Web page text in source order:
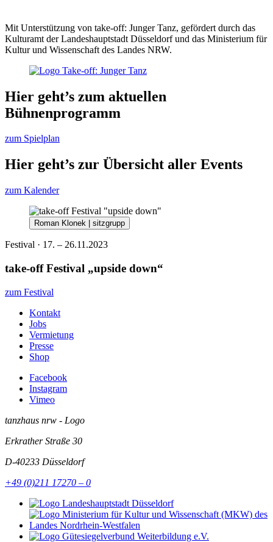
Mit Unterstützung von take-off: Junger Tanz, gefördert durch das
Kulturamt der Landeshauptstadt Düsseldorf und das Ministerium für
Kultur und Wissenschaft des Landes NRW.
Hier geht’s zum aktuellen
Bühnenprogramm
zum Spielplan
Hier geht’s zur Übersicht aller Events
zum Kalender
Roman Klonek | sitzgrupp
Festival · 17. – 26.11.2023
take-off Festival „upside down“
zum Festival
Kontakt
Jobs
Vermietung
Presse
Shop
Facebook
Instagram
Vimeo
tanzhaus nrw - Logo
Erkrather Straße 30
D-40233 Düsseldorf
+49 (0)211 17270 – 0